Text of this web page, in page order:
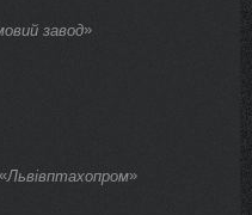
завод»
Львівптахопром»